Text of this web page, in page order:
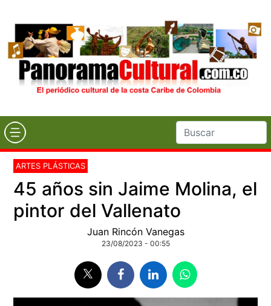
ARTES PLÁSTICAS
45 años sin Jaime Molina, el
pintor del Vallenato
Juan Rincón Vanegas
23/08/2023 - 00:55